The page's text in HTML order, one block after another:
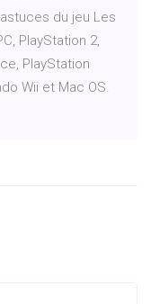
du jeu Les
PlayStation 2,
PlayStation
Wii et Mac OS.